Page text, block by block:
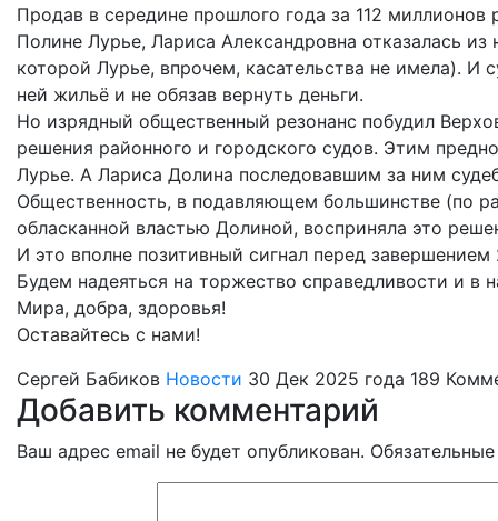
Продав в середине прошлого года за 112
Полине Лурье, Лариса Александровна отказалась
которой Лурье, впрочем, касательства не имела). И
ней жильё и не обязав вернуть деньги.
Но изрядный общественный резонанс побудил
решения районного и городского судов. Этим
Лурье. А Лариса Долина последовавшим за ним
Общественность, в подавляющем большинстве (по
обласканной властью Долиной, восприняла это
И это вполне позитивный сигнал перед завершением
Будем надеяться на торжество справедливости и
Мира, добра, здоровья!
Оставайтесь с нами!
Сергей Бабиков Новости 30 Дек 2025 года 189
Добавить комментарий
Ваш адрес email не будет опубликован.